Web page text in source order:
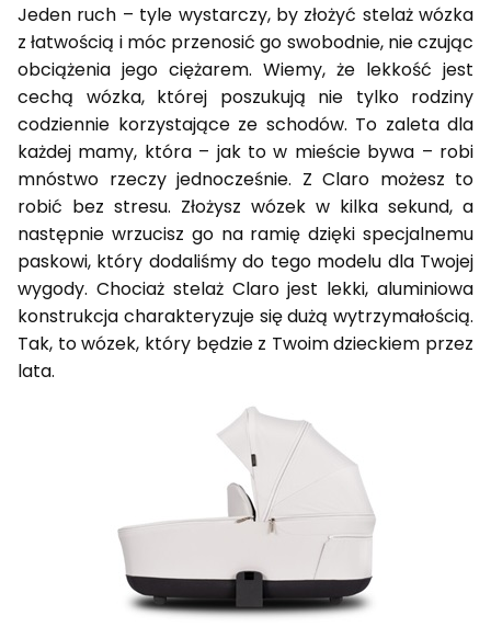
Jeden ruch – tyle wystarczy, by złożyć stelaż wózka
z łatwością i móc przenosić go swobodnie, nie czując
obciążenia jego ciężarem. Wiemy, że lekkość jest
cechą wózka, której poszukują nie tylko rodziny
codziennie korzystające ze schodów. To zaleta dla
każdej mamy, która – jak to w mieście bywa – robi
mnóstwo rzeczy jednocześnie. Z Claro możesz to
robić bez stresu. Złożysz wózek w kilka sekund, a
następnie wrzucisz go na ramię dzięki specjalnemu
paskowi, który dodaliśmy do tego modelu dla Twojej
wygody. Chociaż stelaż Claro jest lekki, aluminiowa
konstrukcja charakteryzuje się dużą wytrzymałością.
Tak, to wózek, który będzie z Twoim dzieckiem przez
lata.